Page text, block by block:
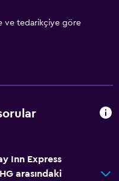
ve tedarikçiye göre
Inn Express
arasındaki